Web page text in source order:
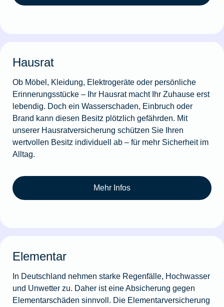
Hausrat
Ob Möbel, Kleidung, Elektrogeräte oder persönliche
Erinnerungsstücke – Ihr Hausrat macht Ihr Zuhause erst
lebendig. Doch ein Wasserschaden, Einbruch oder
Brand kann diesen Besitz plötzlich gefährden. Mit
unserer Hausratversicherung schützen Sie Ihren
wertvollen Besitz individuell ab – für mehr Sicherheit im
Alltag.
Mehr Infos
Elementar
In Deutschland nehmen starke Regenfälle, Hochwasser
und Unwetter zu. Daher ist eine Absicherung gegen
Elementarschäden sinnvoll. Die Elementarversicherung